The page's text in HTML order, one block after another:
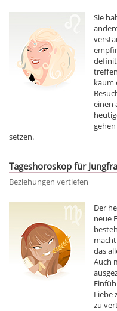
Sie
kaum
einen
setzen.
Tageshoroskop für
Beziehungen vertiefen
Der
neue
das
Auch
Liebe
zu